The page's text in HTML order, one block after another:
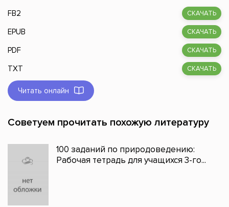
FB2 СКАЧАТЬ
EPUB СКАЧАТЬ
PDF СКАЧАТЬ
TXT СКАЧАТЬ
Читать онлайн
Советуем прочитать похожую литературу
100 заданий по природоведению:
Рабочая тетрадь для учащихся 3-го...